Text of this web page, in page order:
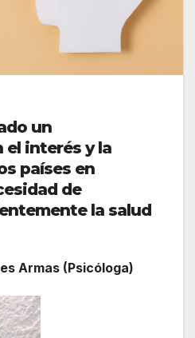
un
interés y la
países en
de
la salud
Armas (Psicóloga)